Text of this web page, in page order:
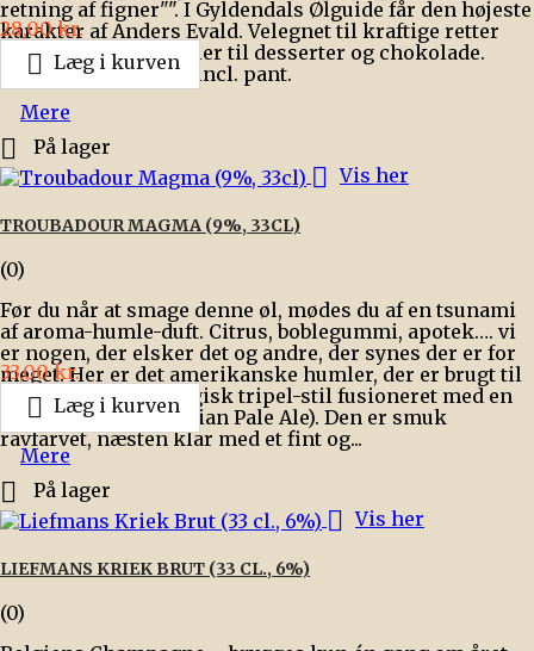
retning af figner"". I Gyldendals Ølguide får den højeste
karakter af Anders Evald. Velegnet til kraftige retter
som fx and og gås eller til desserter og chokolade.
Bemærk - prisen er incl. pant.
Pris
28,00 kr.
 Læg i kurven
Mere
 På lager
 Vis her
TROUBADOUR MAGMA (9%, 33CL)
(0)
Før du når at smage denne øl, mødes du af en tsunami
af aroma-humle-duft. Citrus, boblegummi, apotek…. vi
er nogen, der elsker det og andre, der synes der er for
meget. Her er det amerikanske humler, der er brugt til
dry-hopping. En belgisk tripel-stil fusioneret med en
amerikansk IPA (Indian Pale Ale). Den er smuk
ravfarvet, næsten klar med et fint og...
Pris
33,00 kr.
 Læg i kurven
Mere
 På lager
 Vis her
LIEFMANS KRIEK BRUT (33 CL., 6%)
(0)